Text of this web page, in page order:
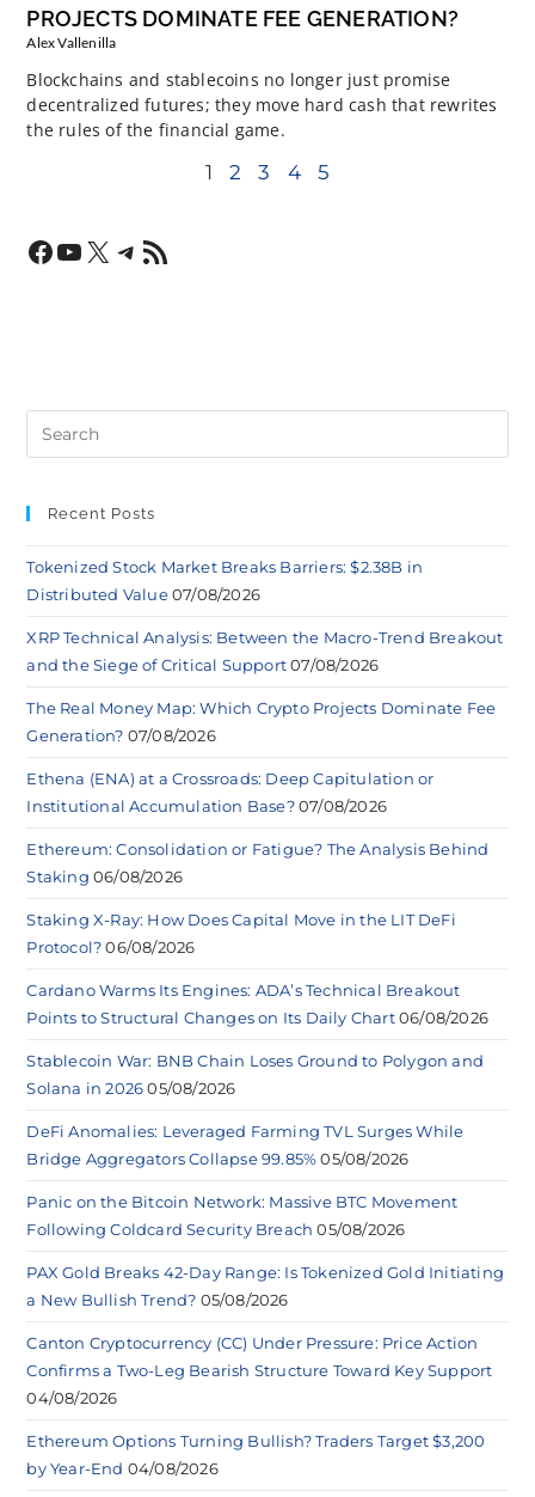
PROJECTS DOMINATE FEE GENERATION?
Alex Vallenilla
Blockchains and stablecoins no longer just promise
decentralized futures; they move hard cash that rewrites
the rules of the financial game.
1 2 3 4 5
Recent Posts
Tokenized Stock Market Breaks Barriers: $2.38B in
Distributed Value 07/08/2026
XRP Technical Analysis: Between the Macro-Trend Breakout
and the Siege of Critical Support 07/08/2026
The Real Money Map: Which Crypto Projects Dominate Fee
Generation? 07/08/2026
Ethena (ENA) at a Crossroads: Deep Capitulation or
Institutional Accumulation Base? 07/08/2026
Ethereum: Consolidation or Fatigue? The Analysis Behind
Staking 06/08/2026
Staking X-Ray: How Does Capital Move in the LIT DeFi
Protocol? 06/08/2026
Cardano Warms Its Engines: ADA’s Technical Breakout
Points to Structural Changes on Its Daily Chart 06/08/2026
Stablecoin War: BNB Chain Loses Ground to Polygon and
Solana in 2026 05/08/2026
DeFi Anomalies: Leveraged Farming TVL Surges While
Bridge Aggregators Collapse 99.85% 05/08/2026
Panic on the Bitcoin Network: Massive BTC Movement
Following Coldcard Security Breach 05/08/2026
PAX Gold Breaks 42-Day Range: Is Tokenized Gold Initiating
a New Bullish Trend? 05/08/2026
Canton Cryptocurrency (CC) Under Pressure: Price Action
Confirms a Two-Leg Bearish Structure Toward Key Support
04/08/2026
Ethereum Options Turning Bullish? Traders Target $3,200
by Year-End 04/08/2026